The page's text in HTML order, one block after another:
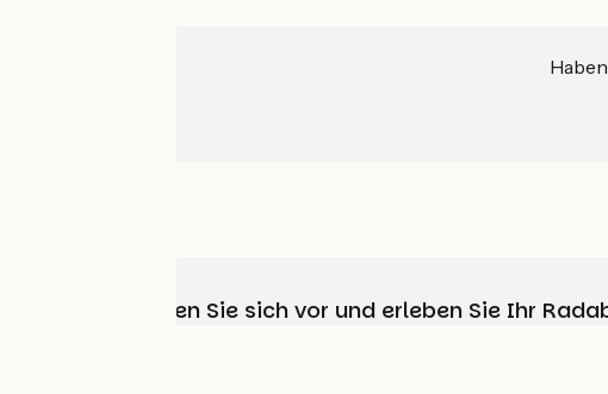
Wählen, bereiten Sie sich vor und erleben Sie Ihr